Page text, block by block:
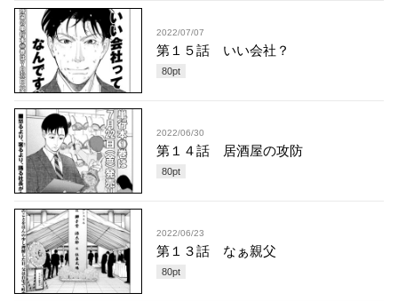
2022/07/07
第１５話 いい会社？
80pt
2022/06/30
第１４話 居酒屋の攻防
80pt
2022/06/23
第１３話 なぁ親父
80pt